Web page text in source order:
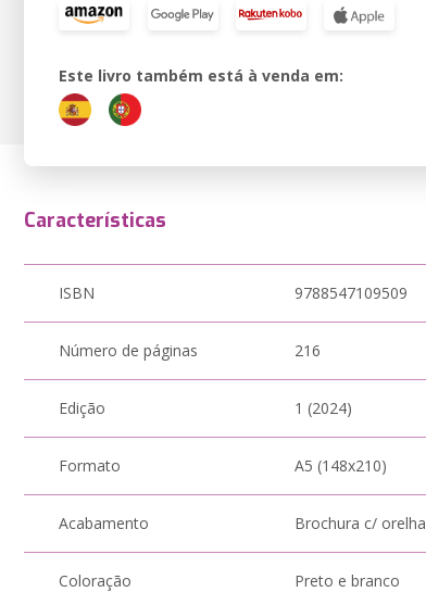
Este livro também está à venda em:
Características
ISBN 9788547109509
Número de páginas 216
Edição 1 (2024)
Formato A5 (148x210)
Acabamento Brochura c/ orelha
Coloração Preto e branco